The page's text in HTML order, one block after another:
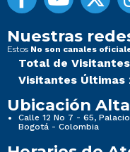
Nuestras
Estos No son canales
Total de
Visitantes Últimas
Ubicación
Calle 12 No 7 - 65,
Bogotá - Colombia